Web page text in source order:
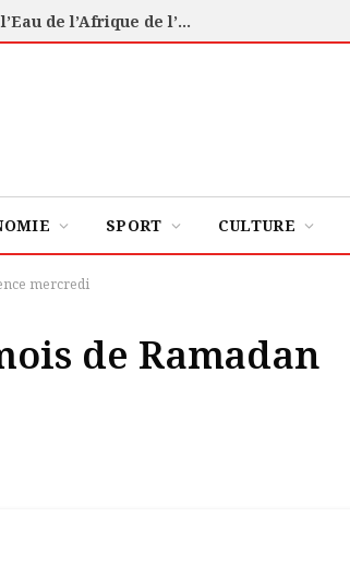
Eau : Abidjan accueillera le premier Forum régional de l’Eau de l’Afrique de l’Ouest
SPORT CULTURE
mercredi
de Ramadan